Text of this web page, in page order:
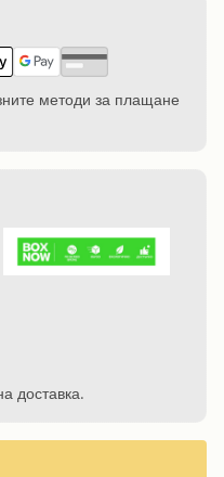
методи за плащане
доставка.